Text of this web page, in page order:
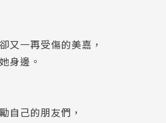
又一再受傷的美嘉，
身邊。
自己的朋友們，